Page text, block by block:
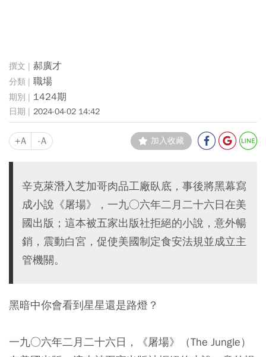
郝廣才
職場
1424期
2024-04-02 14:42
+A -A 加入收藏
辛克萊潛入芝加哥肉品工廠臥底，事後將黑幕寫
成小說《屠場》，一九○六年二月二十六日在美
國出版；這本被五家出版社拒絕的小說，意外暢
銷，震動白宮，促使美國制定食安法規並成立主
管機關。
黑暗中你會看到星星還是路燈？
一九○六年二月二十六日，《屠場》（The Jungle）